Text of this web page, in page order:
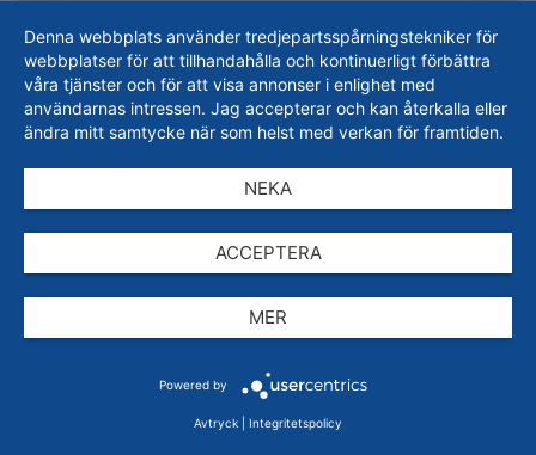
88.800,00SEK
inkl. moms. 111.000,00 SEK
Plus240,00 SEKi fraktkostnad
Få en offert
Lägg till i listan
Denna webbplats använder tredjepartsspårningstekniker för
webbplatser för att tillhandahålla och kontinuerligt förbättra
våra tjänster och för att visa annonser i enlighet med
användarnas intressen. Jag accepterar och kan återkalla eller
ändra mitt samtycke när som helst med verkan för framtiden.
NEKA
ACCEPTERA
MER
Powered by
Avtryck Integritetspolicy